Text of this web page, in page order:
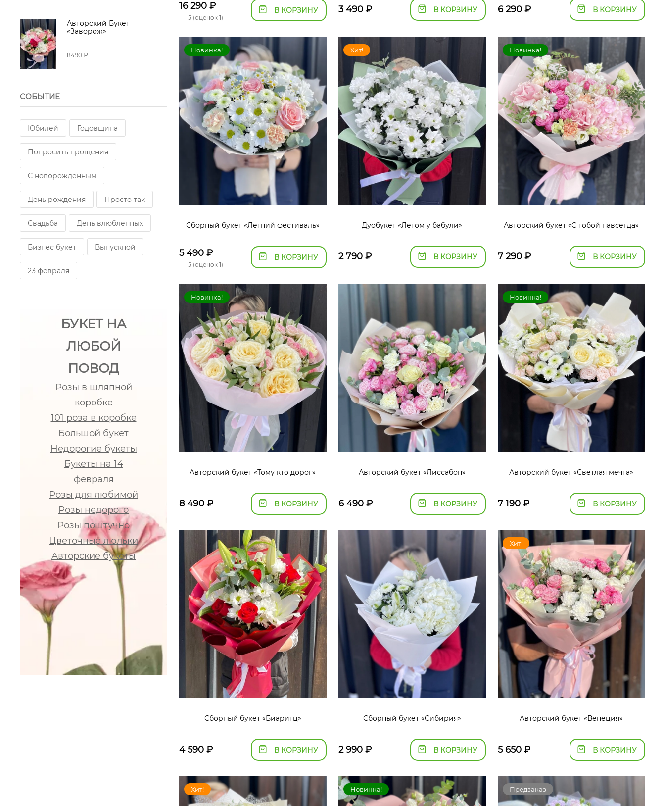
Авторский Букет
«Заворож»
8490 ₽
СОБЫТИЕ
Юбилей Годовщина
Попросить прощения
С новорожденным
День рождения Просто так
Свадьба День влюбленных
Бизнес букет Выпускной
23 февраля
БУКЕТ НА
ЛЮБОЙ
ПОВОД
Розы в шляпной
коробке
101 роза в коробке
Большой букет
Недорогие букеты
Букеты на 14
февраля
Розы для любимой
Розы недорого
Розы поштучно
Цветочные люльки
Авторские букеты
16 290 ₽
5 (оценок 1)
В КОРЗИНУ 3 490₽ В КОРЗИНУ 6 290₽ В КОРЗИНУ
Новинка!
Сборный букет «Летний фестиваль»
5 490 ₽
5 (оценок 1)
В КОРЗИНУ
Хит!
Дуобукет «Летом у бабули»
2 790₽ В КОРЗИНУ
Новинка!
Авторский букет «С тобой навсегда»
7 290₽ В КОРЗИНУ
Новинка!
Авторский букет «Тому кто дорог»
8 490 ₽ В КОРЗИНУ
Авторский букет «Лиссабон»
6 490₽ В КОРЗИНУ
Новинка!
Авторский букет «Светлая мечта»
7 190₽ В КОРЗИНУ
Сборный букет «Биаритц»
4 590 ₽ В КОРЗИНУ
Сборный букет «Сибирия»
2 990₽ В КОРЗИНУ
Хит!
Авторский букет «Венеция»
5 650₽ В КОРЗИНУ
Хит! Новинка! Предзаказ